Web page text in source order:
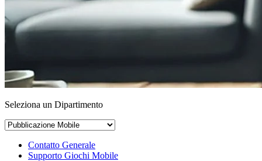
Seleziona un Dipartimento
Contatto Generale
Supporto Giochi Mobile